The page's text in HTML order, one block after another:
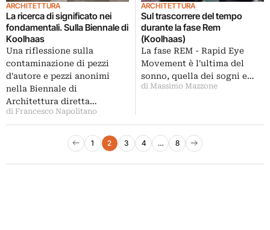
ARCHITETTURA
La ricerca di significato nei
fondamentali. Sulla Biennale di
Koolhaas
Una riflessione sulla
contaminazione di pezzi
d'autore e pezzi anonimi
nella Biennale di
Architettura diretta…
di Francesco Napolitano
ARCHITETTURA
Sul trascorrere del tempo
durante la fase Rem
(Koolhaas)
La fase REM - Rapid Eye
Movement è l'ultima del
sonno, quella dei sogni e…
di Massimo Mazzone
Paginazione degli articoli
Pagina precedente
1 2 3 4 … 8
Pagina successiva